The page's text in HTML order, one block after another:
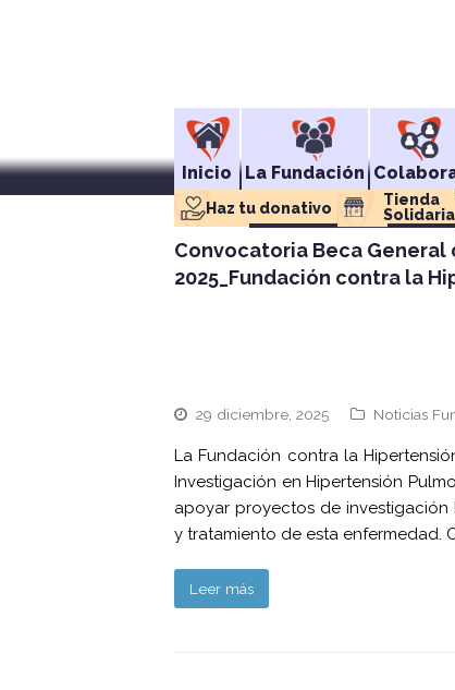
Inicio La Fundación
Haz tu donativo
Tienda
Solidaria
Convocatoria Beca
2025_Fundación contra la
29 diciembre, 2025 Noticias
La Fundación contra la
Investigación en Hipertensión
apoyar proyectos de
y tratamiento de esta enfermedad.
Leer más